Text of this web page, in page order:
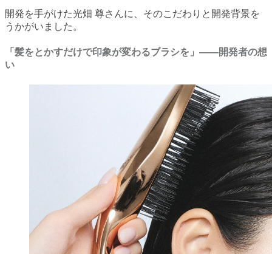
開発を手がけた光畑 尊さんに、そのこだわりと開発背景を
うかがいました。
「髪をとかすだけで印象が変わるブラシを」——開発者の想
い